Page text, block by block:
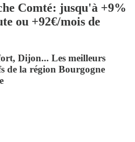
Comté: jusqu'à +9%
ou +92€/mois de
Dijon... Les meilleurs
de la région Bourgogne